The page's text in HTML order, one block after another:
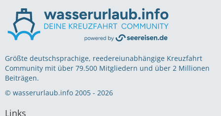
Größte deutschsprachige, reedereiunabhängige Kreuzfahrt
Community mit über 79.500 Mitgliedern und über 2 Millionen
Beiträgen.
© wasserurlaub.info 2005 - 2026
Links